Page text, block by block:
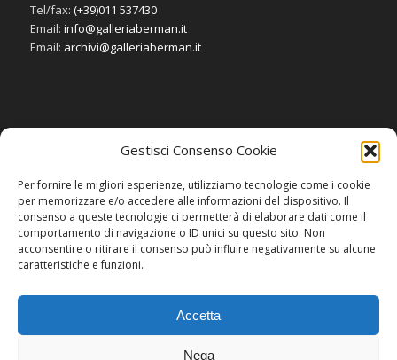
Gestisci Consenso Cookie
Per fornire le migliori esperienze, utilizziamo tecnologie come i cookie
per memorizzare e/o accedere alle informazioni del dispositivo. Il
consenso a queste tecnologie ci permetterà di elaborare dati come il
comportamento di navigazione o ID unici su questo sito. Non
acconsentire o ritirare il consenso può influire negativamente su alcune
caratteristiche e funzioni.
Accetta
Nega
Tel/fax: (+39)011 537430
Email: info@galleriaberman.it
Email: archivi@galleriaberman.it